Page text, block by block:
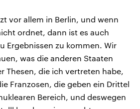
vor allem in Berlin, und wenn
ordnet, dann ist es auch
Ergebnissen zu kommen. Wir
was die anderen Staaten
Thesen, die ich vertreten habe,
Franzosen, die geben ein Drittel
Bereich, und deswegen